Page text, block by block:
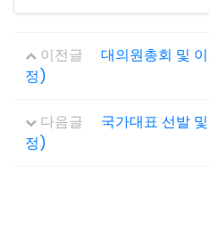
이전글
대의원총회 및
정)
다음글
국가대표 선발
정)